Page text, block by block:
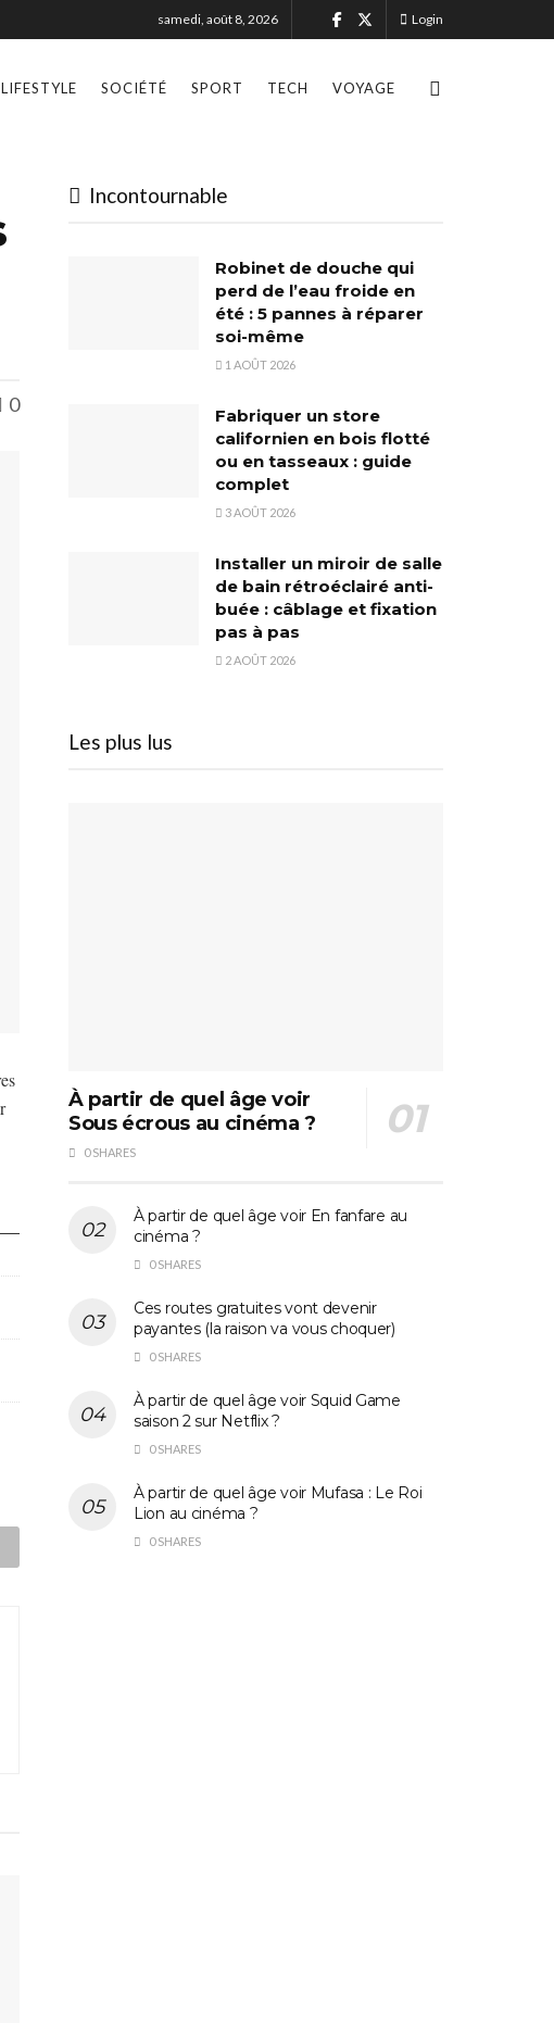
samedi, août 8, 2026 Login
LIFESTYLE SOCIÉTÉ SPORT TECH VOYAGE
0
Incontournable
Robinet de douche qui
perd de l’eau froide en
été : 5 pannes à réparer
soi-même
1 AOÛT 2026
Fabriquer un store
californien en bois flotté
ou en tasseaux : guide
complet
3 AOÛT 2026
Installer un miroir de salle
de bain rétroéclairé anti-
buée : câblage et fixation
pas à pas
2 AOÛT 2026
Les plus lus
À partir de quel âge voir
Sous écrous au cinéma ?
0 SHARES
À partir de quel âge voir En fanfare au
cinéma ?
0 SHARES
Ces routes gratuites vont devenir
payantes (la raison va vous choquer)
0 SHARES
À partir de quel âge voir Squid Game
saison 2 sur Netflix ?
0 SHARES
À partir de quel âge voir Mufasa : Le Roi
Lion au cinéma ?
0 SHARES